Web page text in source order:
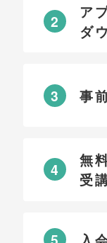
2
ア
ダ
3 事
4
無
受